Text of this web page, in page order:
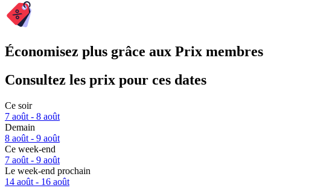
Économisez plus grâce aux Prix membres
Consultez les prix pour ces dates
Ce soir
7 août - 8 août
Demain
8 août - 9 août
Ce week-end
7 août - 9 août
Le week-end prochain
14 août - 16 août